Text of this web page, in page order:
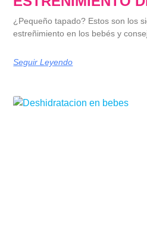
¿Pequeño tapado? Estos son los
estreñimiento en los bebés y
Seguir Leyendo